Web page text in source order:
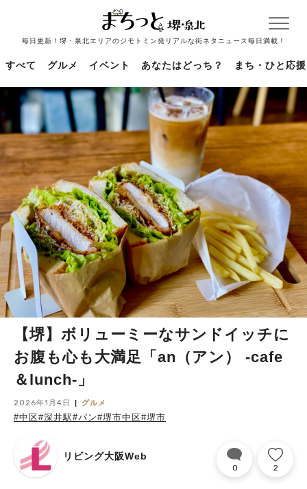
毎日更新！堺・泉北エリアのジモトミン発リアルな街ネタニュース毎日満載！
すべて グルメ イベント あなたはどっち？ まち・ひと応援
【堺】ボリューミーなサンドイッチに
お腹も心も大満足「an（アン） -cafe
＆lunch-」
2026年1月4日 グルメ
#中区#深井駅#パン#堺市中区#堺市
リビング大阪Web
0 2